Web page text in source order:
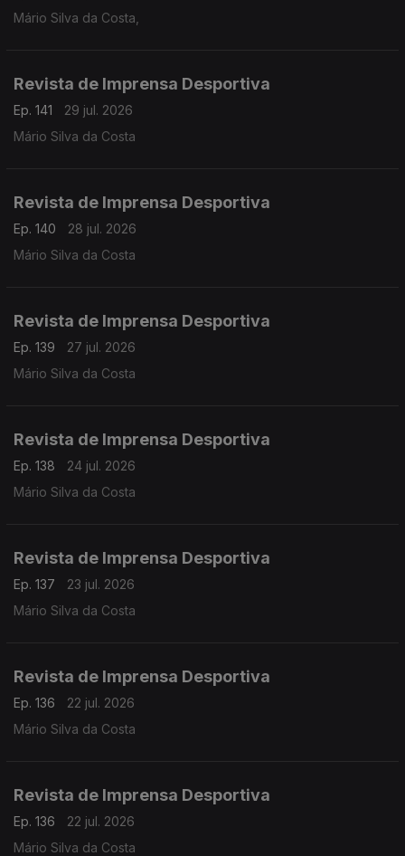
Mário Silva da Costa,
Revista de Imprensa Desportiva
Ep. 141
29 jul. 2026
Mário Silva da Costa
Revista de Imprensa Desportiva
Ep. 140
28 jul. 2026
Mário Silva da Costa
Revista de Imprensa Desportiva
Ep. 139
27 jul. 2026
Mário Silva da Costa
Revista de Imprensa Desportiva
Ep. 138
24 jul. 2026
Mário Silva da Costa
Revista de Imprensa Desportiva
Ep. 137
23 jul. 2026
Mário Silva da Costa
Revista de Imprensa Desportiva
Ep. 136
22 jul. 2026
Mário Silva da Costa
Revista de Imprensa Desportiva
Ep. 136
22 jul. 2026
Mário Silva da Costa